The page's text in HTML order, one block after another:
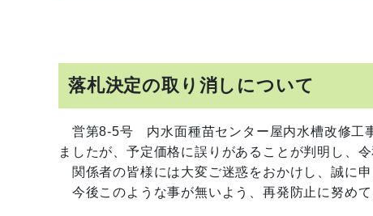
落札決定の取り消しについて
営第8-5号 内水面種苗センター屋内水槽改修工
ましたが、予定価格に誤りがあることが判明し、
関係者の皆様には大変ご迷惑をおかけし、誠に申
今後このような事が無いよう、再発防止に努めて